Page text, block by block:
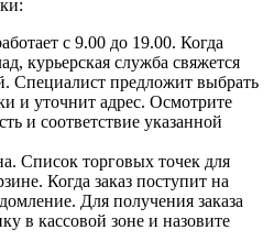
с 9.00 до 19.00. Когда
курьерская служба свяжется
Специалист предложит выбрать
и уточнит адрес. Осмотрите
и соответствие указанной
Список торговых точек для
Когда заказ поступит на
Для получения заказа
в кассовой зоне и назовите